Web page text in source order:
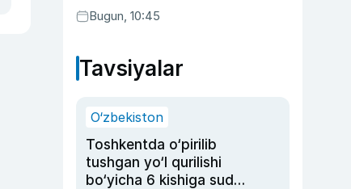
tadqiqot
Bugun, 10:45
Tavsiyalar
O‘zbekiston
Toshkentda o‘pirilib
tushgan yo‘l qurilishi
bo‘yicha 6 kishiga sud